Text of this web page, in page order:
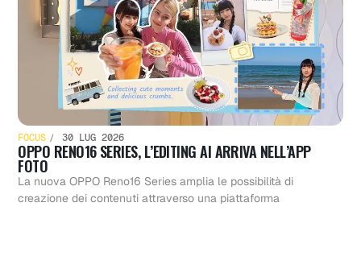
FOCUS 30 LUG 2026
OPPO RENO16 SERIES, L’EDITING AI ARRIVA NELL’APP
FOTO
La nuova OPPO Reno16 Series amplia le possibilità di
creazione dei contenuti attraverso una piattaforma